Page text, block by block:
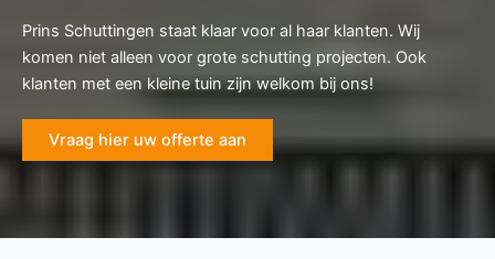
Prins Schuttingen staat klaar voor al haar klanten. Wij
komen niet alleen voor grote schutting projecten. Ook
klanten met een kleine tuin zijn welkom bij ons!
Vraag hier uw offerte aan